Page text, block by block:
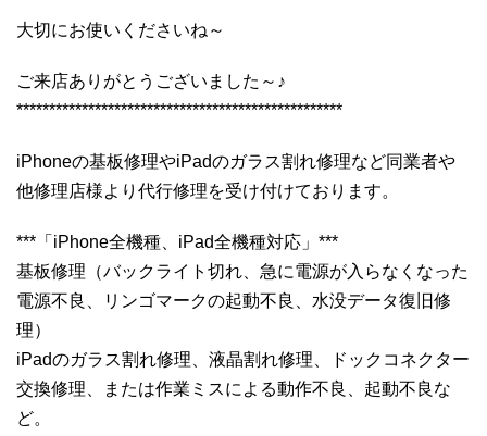
大切にお使いくださいね～
ご来店ありがとうございました～♪
**************************************************
iPhoneの基板修理やiPadのガラス割れ修理など同業者や
他修理店様より代行修理を受け付けております。
***「iPhone全機種、iPad全機種対応」***
基板修理（バックライト切れ、急に電源が入らなくなった
電源不良、リンゴマークの起動不良、水没データ復旧修
理）
iPadのガラス割れ修理、液晶割れ修理、ドックコネクター
交換修理、または作業ミスによる動作不良、起動不良な
ど。